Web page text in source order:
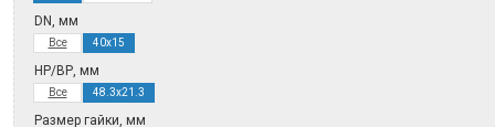
DN, мм
Все 40х15
НР/ВР, мм
Все 48.3х21.3
Размер гайки, мм